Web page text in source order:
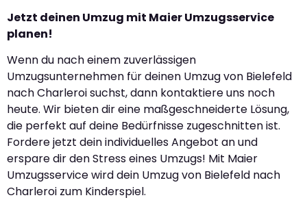
Jetzt deinen Umzug mit Maier Umzugsservice
planen!
Wenn du nach einem zuverlässigen
Umzugsunternehmen für deinen Umzug von Bielefeld
nach Charleroi suchst, dann kontaktiere uns noch
heute. Wir bieten dir eine maßgeschneiderte Lösung,
die perfekt auf deine Bedürfnisse zugeschnitten ist.
Fordere jetzt dein individuelles Angebot an und
erspare dir den Stress eines Umzugs! Mit Maier
Umzugsservice wird dein Umzug von Bielefeld nach
Charleroi zum Kinderspiel.